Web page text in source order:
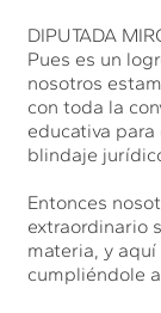
DIPUTADA
Pues es un
nosotros
con toda la
educativa
blindaje
Entonces
extraordinario
materia, y
cumpliéndole